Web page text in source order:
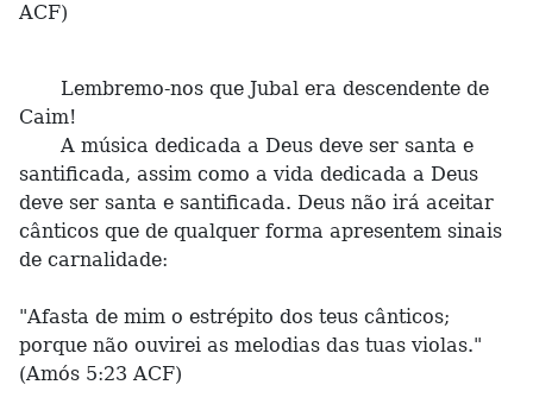
ACF)
Lembremo-nos que Jubal era descendente de
Caim!
A música dedicada a Deus deve ser santa e
santificada, assim como a vida dedicada a Deus
deve ser santa e santificada. Deus não irá aceitar
cânticos que de qualquer forma apresentem sinais
de carnalidade:
"Afasta de mim o estrépito dos teus cânticos;
porque não ouvirei as melodias das tuas violas."
(Amós 5:23 ACF)